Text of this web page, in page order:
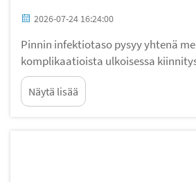
2026-07-24 16:24:00
Pinnin infektiotaso pysyy yhtenä
komplikaatioista ulkoisessa
vaikuttaa potilaan toipumisaikoihin
tuloksiin. Pinnin infektiotason
olennaista ortopedian kirurgien,
Näytä lisää